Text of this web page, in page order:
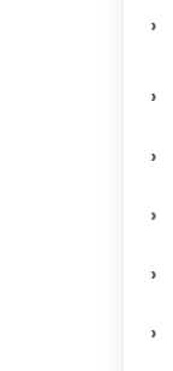
›
›
›
›
›
›